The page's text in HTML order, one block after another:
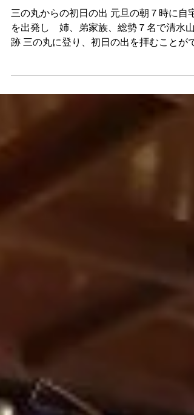
２０２２年 元旦
三の丸からの初日の出 元旦の朝７時に自宅
を出発し 姉、弟家族、総勢７名で清水山
きました。 ７時２０分頃には初日の出のビ
ュースポットに到着し ７：２７の 日の出